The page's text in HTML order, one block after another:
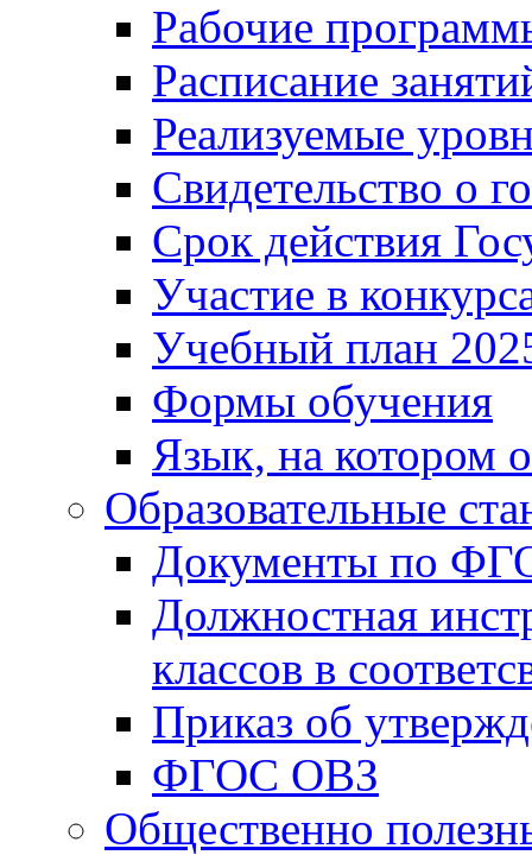
Рабочие
Расписание
Реализуемые
Свидетельство о
Срок действия
Участие в
Учебный план
Формы обучения
Язык, на котором
Образовательные
Документы по
Должностная
классов в
Приказ об
ФГОС ОВЗ
Общественно